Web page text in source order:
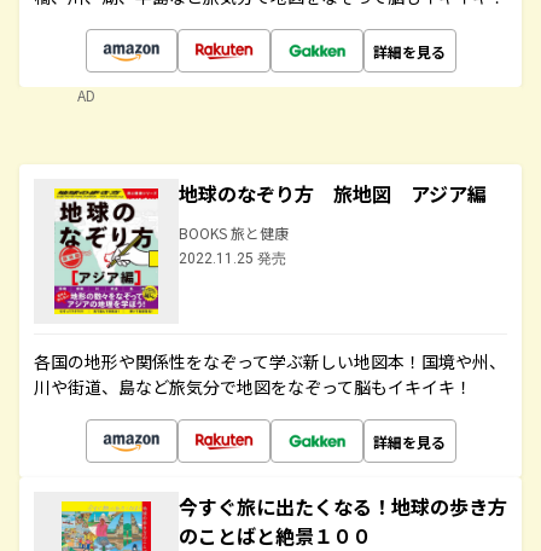
詳細を見る
AD
地球のなぞり方 旅地図 アジア編
BOOKS 旅と健康
2022.11.25 発売
各国の地形や関係性をなぞって学ぶ新しい地図本！国境や州、
川や街道、島など旅気分で地図をなぞって脳もイキイキ！
詳細を見る
今すぐ旅に出たくなる！地球の歩き方
のことばと絶景１００